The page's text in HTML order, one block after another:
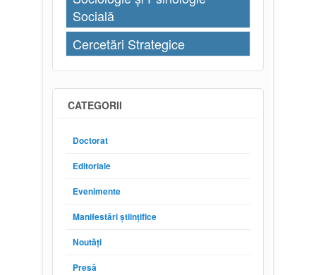
Socială
Cercetări Strategice
CATEGORII
Doctorat
Editoriale
Evenimente
Manifestări științifice
Noutăți
Presă